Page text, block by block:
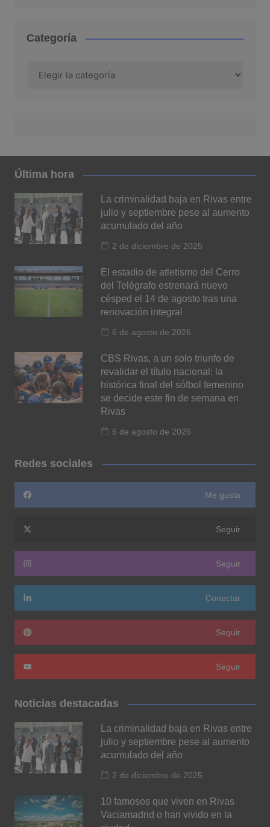
Categoría
Última hora
La criminalidad baja en Rivas entre
julio y septiembre pese al aumento
acumulado del año
2 de diciembre de 2025
El estadio de atletismo del Cerro
del Telégrafo estrenará nuevo
césped el 14 de agosto tras una
renovación integral
6 de agosto de 2026
CBS Rivas, a un solo triunfo de
revalidar el título nacional: la
histórica final del sófbol femenino
se decide este fin de semana en
Rivas
6 de agosto de 2026
Redes sociales
Me gusta
Seguir
Seguir
Conectar
Seguir
Seguir
Noticias destacadas
La criminalidad baja en Rivas entre
julio y septiembre pese al aumento
acumulado del año
2 de diciembre de 2025
10 famosos que viven en Rivas
Vaciamadrid o han vivido en la